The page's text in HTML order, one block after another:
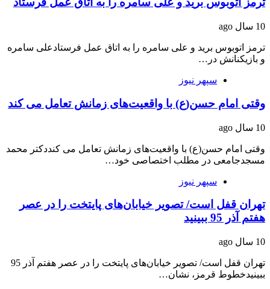
10 سال ago
ترمز اتوبوس برید و علی سامره را به اتاق عمل فرستادعلی سامره
و بازیکنانش در…
سپهر نیوز
وقتی امام حسن(ع) با واقعیت‌های زمانش تعامل می کند
10 سال ago
وقتی امام حسن(ع) با واقعیت‌های زمانش تعامل می کنددکتر محمد
مسجدجامعی در مطلب اختصاصی خود…
سپهر نیوز
تهران قفل است/ تصویر خیابان‌های پایتخت را در عصر
هفتم آذر 95 ببینید
10 سال ago
تهران قفل است/ تصویر خیابان‌های پایتخت را در عصر هفتم آذر 95
ببینیدخطوط قرمز، نشان…